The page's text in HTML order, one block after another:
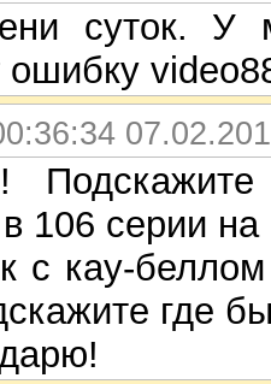
суток. У
Подскажите
106 серии на
с кау-
где